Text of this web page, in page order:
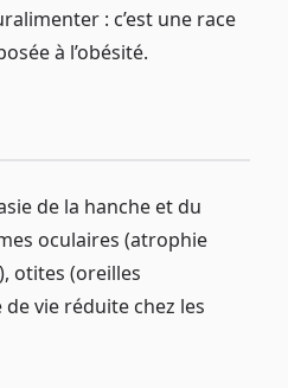
: c’est une race
à l’obésité.
de la hanche et du
oculaires (atrophie
otites (oreilles
vie réduite chez les